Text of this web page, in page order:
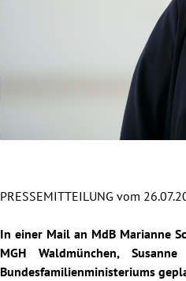
PRESSEMITTEILUNG vom
In einer Mail an MdB Marianne
MGH Waldmünchen,
Bundesfamilienministeriums